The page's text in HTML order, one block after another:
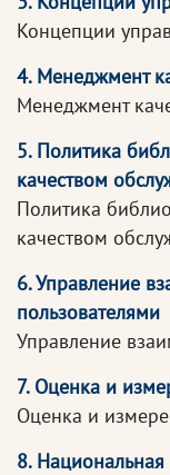
Концепции
4. Менеджмент
Менеджмент
5. Политика
качеством
Политика
качеством
6. Управление
пользователями
Управление
7. Оценка и
Оценка и
8. Национальная